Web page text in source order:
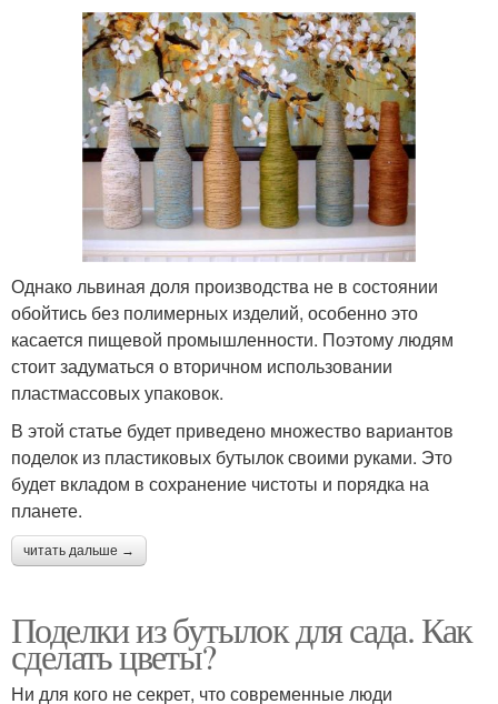
Однако львиная доля производства не в состоянии
обойтись без полимерных изделий, особенно это
касается пищевой промышленности. Поэтому людям
стоит задуматься о вторичном использовании
пластмассовых упаковок.
В этой статье будет приведено множество вариантов
поделок из пластиковых бутылок своими руками. Это
будет вкладом в сохранение чистоты и порядка на
планете.
читать дальше →
Поделки из бутылок для сада. Как
сделать цветы?
Ни для кого не секрет, что современные люди